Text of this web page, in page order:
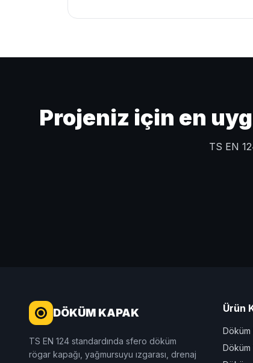
Projeniz için en
TS EN
DÖKÜM KAPAK
TS EN 124 standardında sfero döküm
rögar kapağı, yağmursuyu ızgarası, drenaj
Ürün
Döküm
Döküm